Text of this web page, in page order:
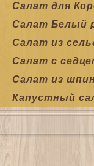
Салат для
Салат Белый
Салат из
Салат с
Салат из
Капустный